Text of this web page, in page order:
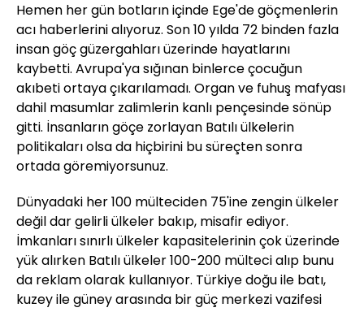
Hemen her gün botların içinde Ege'de göçmenlerin
acı haberlerini alıyoruz. Son 10 yılda 72 binden fazla
insan göç güzergahları üzerinde hayatlarını
kaybetti. Avrupa'ya sığınan binlerce çocuğun
akıbeti ortaya çıkarılamadı. Organ ve fuhuş mafyası
dahil masumlar zalimlerin kanlı pençesinde sönüp
gitti. İnsanların göçe zorlayan Batılı ülkelerin
politikaları olsa da hiçbirini bu süreçten sonra
ortada göremiyorsunuz.
Dünyadaki her 100 mülteciden 75'ine zengin ülkeler
değil dar gelirli ülkeler bakıp, misafir ediyor.
İmkanları sınırlı ülkeler kapasitelerinin çok üzerinde
yük alırken Batılı ülkeler 100-200 mülteci alıp bunu
da reklam olarak kullanıyor. Türkiye doğu ile batı,
kuzey ile güney arasında bir güç merkezi vazifesi